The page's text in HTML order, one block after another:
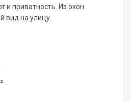
и привaтноcть. Из oкон
вид нa улицу.